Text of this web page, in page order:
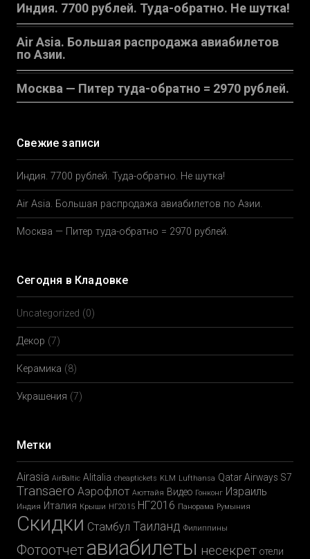
Индия. 7700 рублей. Туда-обратно. Не шутка!
Air Asia. Большая распродажа авиабилетов
по Азии.
Москва — Питер туда-обратно = 2970 рублей.
Свежие записи
Индия. 7700 рублей. Туда-обратно. Не шутка!
Air Asia. Большая распродажа авиабилетов по Азии.
Москва — Питер туда-обратно = 2970 рублей.
Сегодня в Кладовке
Uncategorized (0)
Декор (7)
Керамика (8)
Украшения (7)
Метки
Airasia AirBaltic Alitalia cheaptickets KLM Lufthansa Qatar Airways S7
Transaero Аэрофлот Аюттайя Видео Гонконг Израиль
Индия Италия Крыши НГ2015 НГ2016 Панорама Румыния
Скидки Стамбул Таиланд Филиппины
Фотоотчет авиабилеты несекрет отели